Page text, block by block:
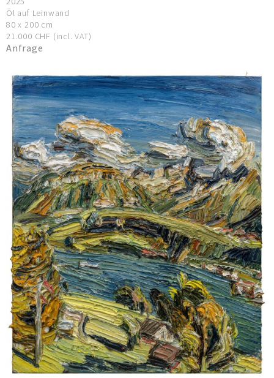
Öl auf Leinwand
80 x 200 cm
21.000 CHF (incl. VAT)
Anfrage